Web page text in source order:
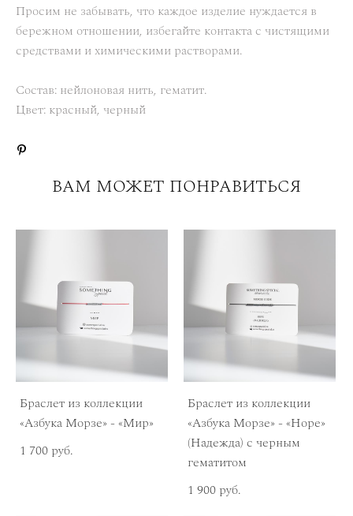
Просим не забывать, что каждое изделие нуждается в
бережном отношении, избегайте контакта с чистящими
средствами и химическими растворами.
Состав: нейлоновая нить, гематит.
Цвет: красный, черный
ВАМ МОЖЕТ ПОНРАВИТЬСЯ
Браслет из коллекции
«Азбука Морзе» - «Мир»
1 700 pуб.
Браслет из коллекции
«Азбука Морзе» - «Hope»
(Надежда) с черным
гематитом
1 900 pуб.